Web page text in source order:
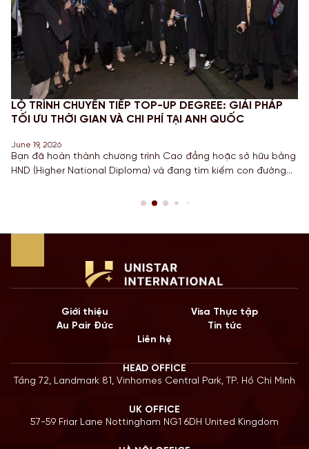
TOP-UP DEGREE: GIẢI PHÁP
CHI PHÍ TẠI ANH QUỐC
trình Cao đẳng hoặc sở hữu bằng
và đang tìm kiếm con đường
hàng đầu? Lộ trình chuyển tiếp
CHINH PHỤC STEM
MỚI VÀ NGHĨA VỤ
Đối với các bạn Sinh
học, Công nghệ, Kỹ
Giới thiệu
Visa Thực tập
Au Pair Đức
Tin tức
Liên hệ
HEAD OFFICE
Tầng 72, Landmark 81, Vinhomes Central Park, TP. Hồ Chí Minh
UK OFFICE
57-59 Friar Lane Nottingham NG1 6DH United Kingdom